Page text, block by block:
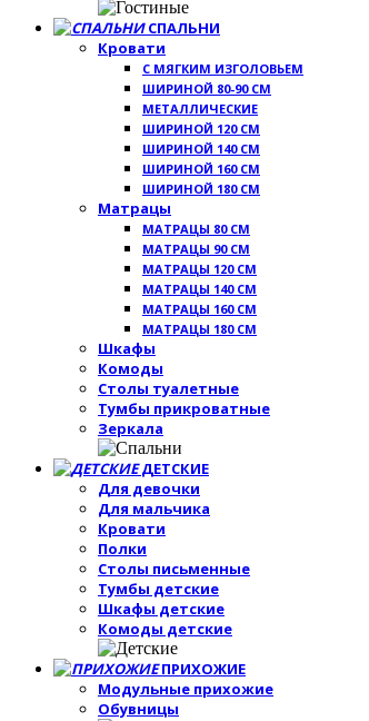
СПАЛЬНИ
Кровати
С МЯГКИМ ИЗГОЛОВЬЕМ
ШИРИНОЙ 80-90 СМ
МЕТАЛЛИЧЕСКИЕ
ШИРИНОЙ 120 СМ
ШИРИНОЙ 140 СМ
ШИРИНОЙ 160 СМ
ШИРИНОЙ 180 СМ
Матрацы
МАТРАЦЫ 80 СМ
МАТРАЦЫ 90 СМ
МАТРАЦЫ 120 СМ
МАТРАЦЫ 140 СМ
МАТРАЦЫ 160 СМ
МАТРАЦЫ 180 СМ
Шкафы
Комоды
Столы туалетные
Тумбы прикроватные
Зеркала
ДЕТСКИЕ
Для девочки
Для мальчика
Кровати
Полки
Столы письменные
Тумбы детские
Шкафы детские
Комоды детские
ПРИХОЖИЕ
Модульные прихожие
Обувницы